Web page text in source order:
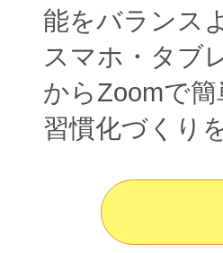
能をバランス
スマホ・タブ
からZoomで
習慣化づくり